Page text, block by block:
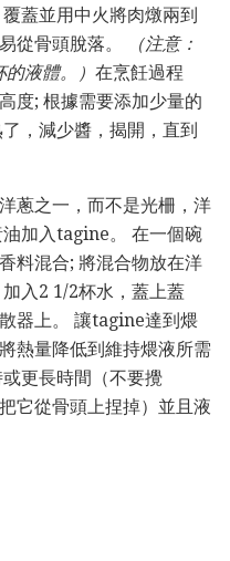
覆蓋並用中火將肉燉兩到
從骨頭脫落。
（注意：
液體。） 在烹飪過程
度; 根據需要添加少量的
，減少醬，揭開，直到
蔥之一，而不是光柵，洋
加入tagine。 在一個碗
料混合; 將混合物放在洋
入2 1/2杯水，蓋上蓋
器上。 讓tagine達到煨
熱量降低到維持煨液所需
更長時間（不要攪
它從骨頭上捏掉）並且液